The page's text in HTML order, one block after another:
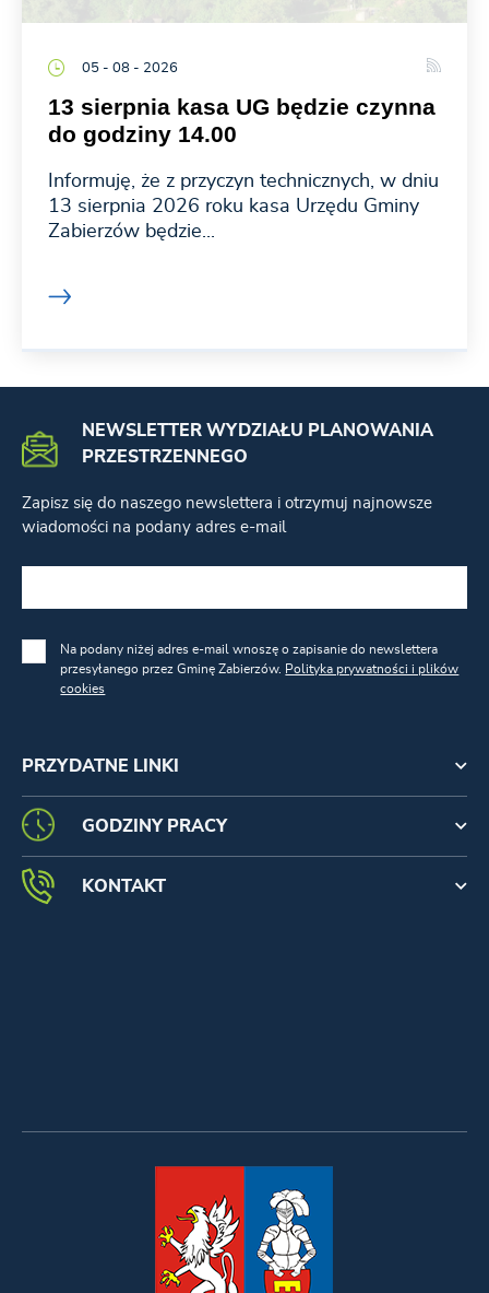
05 - 08 - 2026
13 sierpnia kasa UG będzie czynna
do godziny 14.00
Informuję, że z przyczyn technicznych, w dniu
13 sierpnia 2026 roku kasa Urzędu Gminy
Zabierzów będzie...
PRZYDATNE LINKI
NEWSLETTER WYDZIAŁU PLANOWANIA
PRZESTRZENNEGO
Zapisz się do naszego newslettera i otrzymuj najnowsze
wiadomości na podany adres e-mail
Na podany niżej adres e-mail wnoszę o zapisanie do newslettera
przesyłanego przez Gminę Zabierzów. Polityka prywatności i plików
cookies
GODZINY PRACY
KONTAKT